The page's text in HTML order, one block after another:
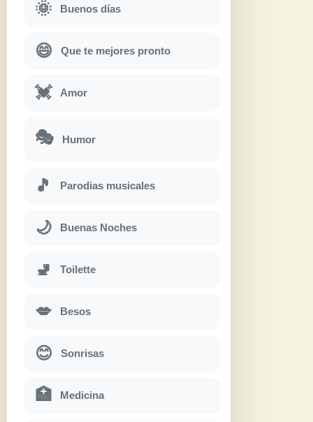
🌞 Buenos días
😄 Que te mejores pronto
💓 Amor
🎭 Humor
🎵 Parodias musicales
🌙 Buenas Noches
🚽 Toilette
💋 Besos
😊 Sonrisas
🏥 Medicina